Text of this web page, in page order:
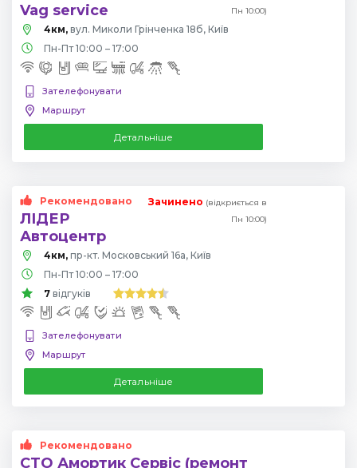
Vag service
Пн 10:00)
4км, вул. Миколи Грінченка 18б, Київ
Пн-Пт 10:00 – 17:00
Зателефонувати
Маршрут
Детальніше
Рекомендовано
ЛІДЕР
Автоцентр
Зачинено (відкриється в
Пн 10:00)
4км, пр-кт. Московський 16а, Київ
Пн-Пт 10:00 – 17:00
7 відгуків
Зателефонувати
Маршрут
Детальніше
Рекомендовано
СТО Амортик Сервіс (ремонт